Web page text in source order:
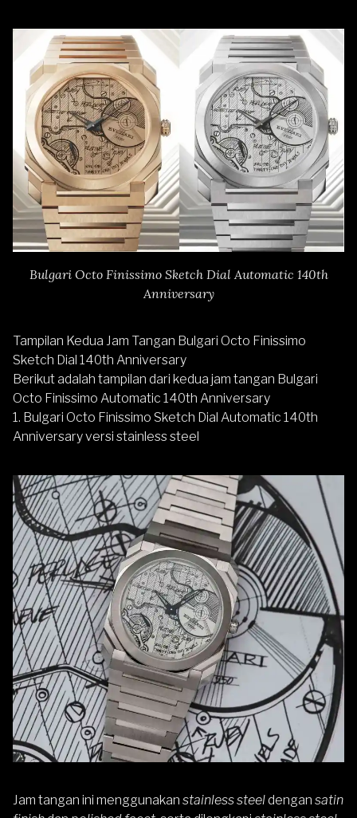
Bulgari Octo Finissimo Sketch Dial Automatic 140th
Anniversary
Tampilan Kedua Jam Tangan Bulgari Octo Finissimo
Sketch Dial 140th Anniversary
Berikut adalah tampilan dari kedua jam tangan Bulgari
Octo Finissimo Automatic 140th Anniversary
1. Bulgari Octo Finissimo Sketch Dial Automatic 140th
Anniversary versi stainless steel
Jam tangan ini menggunakan stainless steeldengan satin